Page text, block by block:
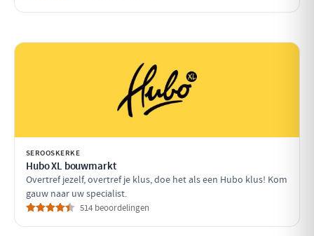
SEROOSKERKE
Hubo XL bouwmarkt
Overtref jezelf, overtref je klus, doe het als een Hubo klus! Kom
gauw naar uw specialist.
514 beoordelingen